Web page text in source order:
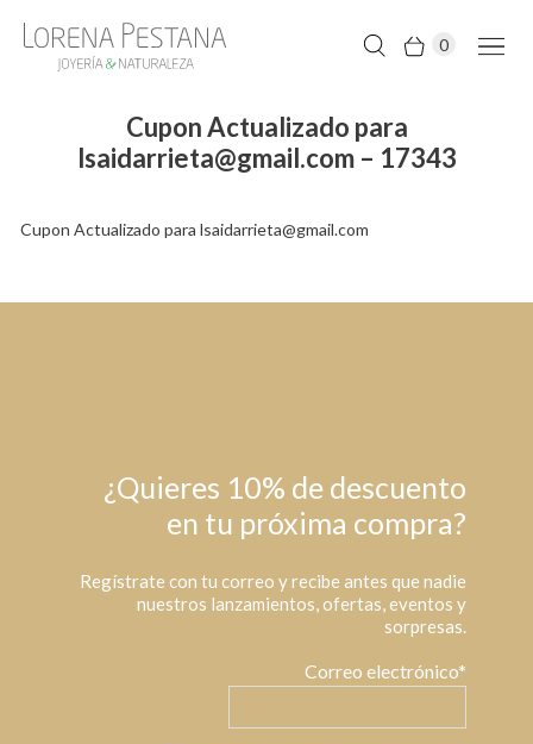
0
Cupon Actualizado para
lsaidarrieta@gmail.com – 17343
Cupon Actualizado para lsaidarrieta@gmail.com
¿Quieres 10% de descuento
en tu próxima compra?
Regístrate con tu correo y recibe antes que nadie
nuestros lanzamientos, ofertas, eventos y
sorpresas.
Correo electrónico*